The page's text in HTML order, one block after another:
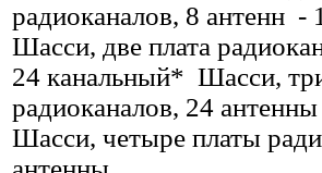
радиоканалов, 8 антенн
Шасси, две плата
24 канальный* Шасси,
радиоканалов, 24
Шасси, четыре платы